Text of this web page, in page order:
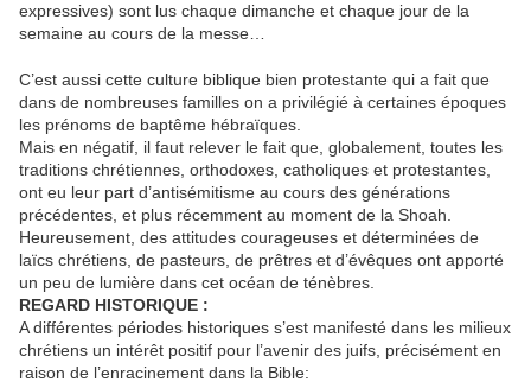
expressives) sont lus chaque dimanche et chaque jour de la
semaine au cours de la messe…
C’est aussi cette culture biblique bien protestante qui a fait que
dans de nombreuses familles on a privilégié à certaines époques
les prénoms de baptême hébraïques.
Mais en négatif, il faut relever le fait que, globalement, toutes les
traditions chrétiennes, orthodoxes, catholiques et protestantes,
ont eu leur part d’antisémitisme au cours des générations
précédentes, et plus récemment au moment de la Shoah.
Heureusement, des attitudes courageuses et déterminées de
laïcs chrétiens, de pasteurs, de prêtres et d’évêques ont apporté
un peu de lumière dans cet océan de ténèbres.
REGARD HISTORIQUE :
A différentes périodes historiques s’est manifesté dans les milieux
chrétiens un intérêt positif pour l’avenir des juifs, précisément en
raison de l’enracinement dans la Bible: